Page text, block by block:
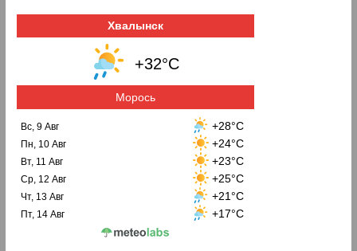
Хвалынск
+32°C
Морось
Вс, 9 Авг +28°C
Пн, 10 Авг +24°C
Вт, 11 Авг +23°C
Ср, 12 Авг +25°C
Чт, 13 Авг +21°C
Пт, 14 Авг +17°C